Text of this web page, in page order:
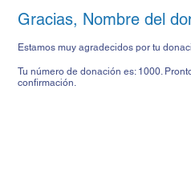
Gracias, Nombre del
Estamos muy agradecidos por tu
Tu número de donación es: 1000.
confirmación.